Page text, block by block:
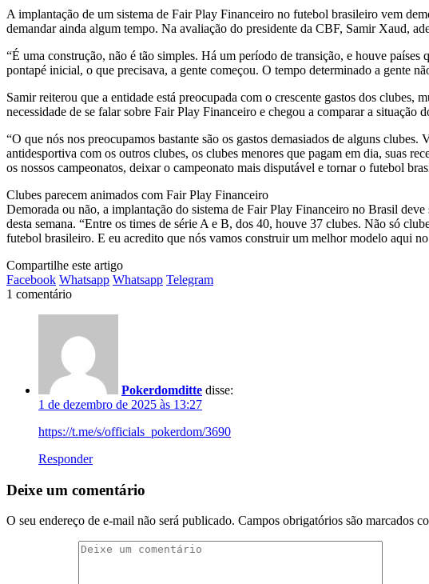
A implantação de um sistema de Fair Play Financeiro no futebol brasileiro vem
demandar ainda algum tempo. Na avaliação do presidente da CBF, Samir Xaud,
“É uma construção, não é tão simples. Há um período de transição, e houve
pontapé inicial, o que precisava, a gente começou. O tempo determinado a gente
Samir reiterou que a entidade está preocupada com o crescente gastos dos clubes,
necessidade de se falar sobre Fair Play Financeiro e chegou a comparar a situação
“O que nós nos preocupamos bastante são os gastos demasiados de alguns
antidesportiva com os outros clubes, os clubes menores que pagam em dia, suas
os nossos campeonatos, deixar o campeonato mais disputável e tornar o futebol
Clubes parecem animados com Fair Play Financeiro
Demorada ou não, a implantação do sistema de Fair Play Financeiro no Brasil
desta semana. “Entre os times de série A e B, dos 40, houve 37 clubes. Não só
futebol brasileiro. E eu acredito que nós vamos construir um melhor modelo aqui
Compartilhe este artigo
Facebook Whatsapp Whatsapp Telegram
1 comentário
Pokerdomditte disse:
1 de dezembro de 2025 às 13:27
https://t.me/s/officials_pokerdom/3690
Responder
Deixe um comentário
O seu endereço de e-mail não será publicado. Campos obrigatórios são marcados